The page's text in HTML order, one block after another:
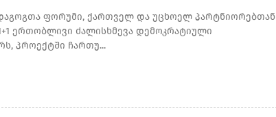
ფორუმი, ქართველ და უცხოელ პარტნიორებთან
ერთობლივი ძალისხმევა დემოკრატიული
პროექტში ჩართუ...